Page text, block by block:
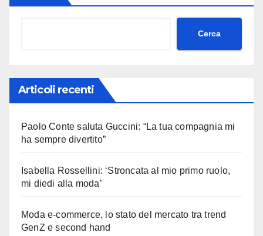
Cerca
Articoli recenti
Paolo Conte saluta Guccini: “La tua compagnia mi
ha sempre divertito”
Isabella Rossellini: ‘Stroncata al mio primo ruolo,
mi diedi alla moda’
Moda e-commerce, lo stato del mercato tra trend
GenZ e second hand